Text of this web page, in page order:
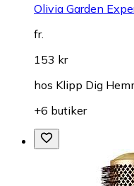
Olivia Garden
fr.
153 kr
hos Klipp Dig
+6 butiker